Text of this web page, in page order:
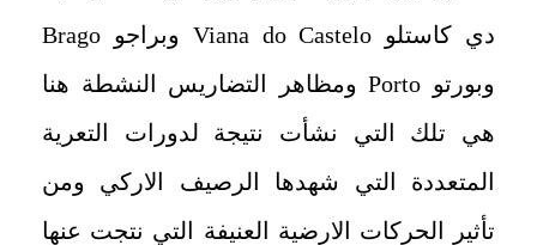
دي کاستلو Viana do Castelo وبراجو
وبورتو Portoومظاهر التضاريس النشطة هنا
هي تلك التي نشأت نتيجة لدورات التعرية
المتعددة التي شهدها الرصيف الاركي ومن
تأثير الحركات الارضية العنيفة التي نتجت عنها